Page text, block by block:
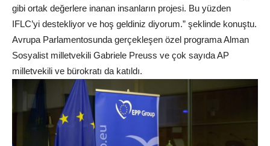
gibi ortak değerlere inanan insanların projesi. Bu yüzden
IFLC’yi destekliyor ve hoş geldiniz diyorum.” şeklinde konuştu.
Avrupa Parlamentosunda gerçekleşen özel programa Alman
Sosyalist milletvekili Gabriele Preuss ve çok sayıda AP
milletvekili ve bürokratı da katıldı.